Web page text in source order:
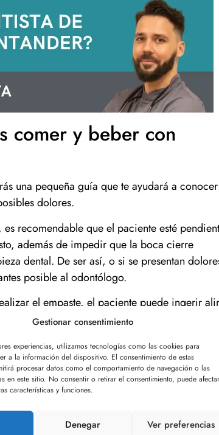
Gestionar consentimiento
experiencias, utilizamos tecnologías como las cookies para
a la información del dispositivo. El consentimiento de estas
procesar datos como el comportamiento de navegación o las
en este sitio. No consentir o retirar el consentimiento, puede afectar
características y funciones.
Denegar Ver preferencias
comer y beber con
una pequeña guía que te ayudará a
dolores.
recomendable que el paciente esté
además de impedir que la boca cierre
dental. De ser así, o si se presentan
posible al odontólogo.
el empaste, el paciente puede ingerir
con anestesia local, generalmente el
tratada, por lo que no se recomienda
de la boca provocada por la
la comida o la bebida. Además, es posible
que haya pasado el efecto de la anestesia y se
beber de manera habitual.